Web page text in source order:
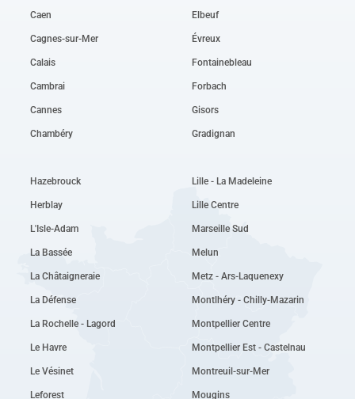
Caen
Cagnes-sur-Mer
Calais
Cambrai
Cannes
Chambéry
Elbeuf
Évreux
Fontainebleau
Forbach
Gisors
Gradignan
Hazebrouck
Herblay
L'Isle-Adam
La Bassée
La Châtaigneraie
La Défense
La Rochelle - Lagord
Le Havre
Le Vésinet
Leforest
Lille - La Madeleine
Lille Centre
Marseille Sud
Melun
Metz - Ars-Laquenexy
Montlhéry - Chilly-Mazarin
Montpellier Centre
Montpellier Est - Castelnau
Montreuil-sur-Mer
Mougins